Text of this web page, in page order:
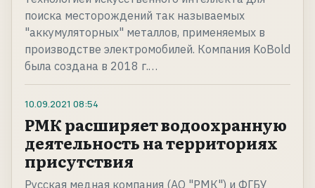
поиска месторождений так называемых
"аккумуляторных" металлов, применяемых в
производстве электромобилей. Компания KoBold
была создана в 2018 г.…
10.09.2021 08:54
РМК расширяет водоохранную
деятельность на территориях
присутствия
Русская медная компания (АО "РМК") и ФГБУ